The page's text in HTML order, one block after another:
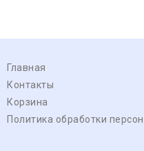
Главная
Контакты
Корзина
Политика обработки